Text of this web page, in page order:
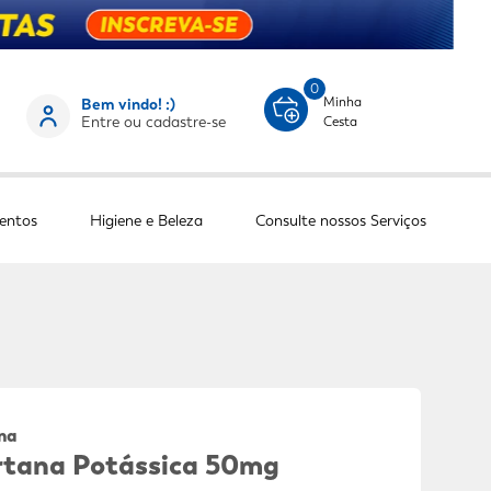
Bem vindo! :)
Entre ou cadastre-se
0
Minha
Cesta
Higiene e Beleza Consulte nossos Serviços
Potássica 50mg